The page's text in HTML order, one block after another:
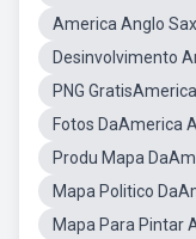
America Anglo
Desinvolvimento
PNG
Fotos DaAmerica
Produ Mapa
Mapa Politico
Mapa Para Pintar